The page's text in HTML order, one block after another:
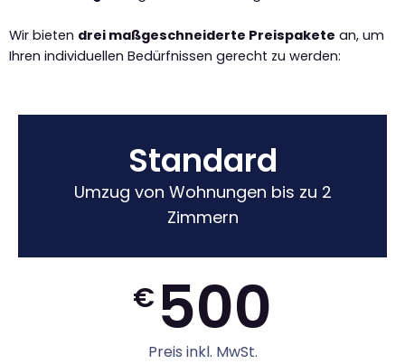
Wir bieten drei maßgeschneiderte Preispakete an, um
Ihren individuellen Bedürfnissen gerecht zu werden:
Standard
Umzug von Wohnungen bis zu 2
Zimmern
€500
Preis inkl. MwSt.